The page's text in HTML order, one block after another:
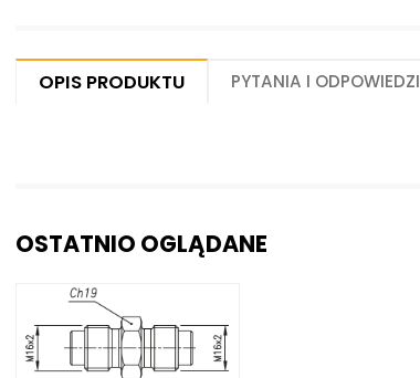
Opis produktu Pytania i odpowiedzi
OSTATNIO OGLĄDANE